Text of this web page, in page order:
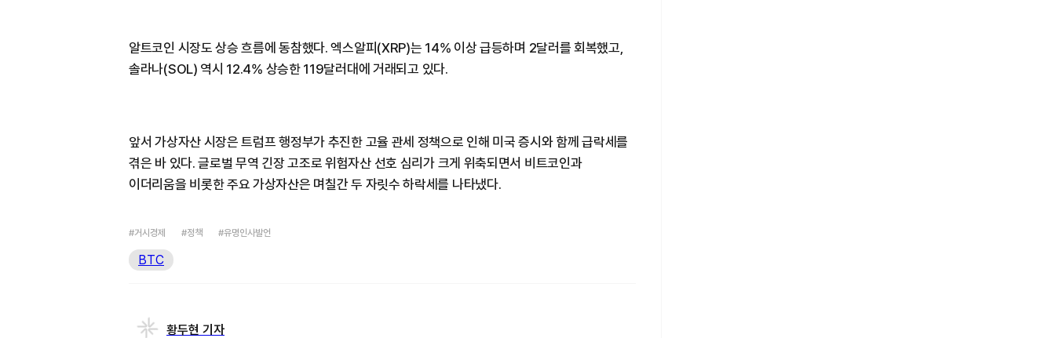
알트코인 시장도 상승 흐름에 동참했다. 엑스알피(XRP)는 14% 이상 급등하며 2달러를 회복했고,
솔라나(SOL) 역시 12.4% 상승한 119달러대에 거래되고 있다.
앞서 가상자산 시장은 트럼프 행정부가 추진한 고율 관세 정책으로 인해 미국 증시와 함께 급락세를
겪은 바 있다. 글로벌 무역 긴장 고조로 위험자산 선호 심리가 크게 위축되면서 비트코인과
이더리움을 비롯한 주요 가상자산은 며칠간 두 자릿수 하락세를 나타냈다.
#거시경제 #정책 #유명인사발언
BTC
황두현 기자